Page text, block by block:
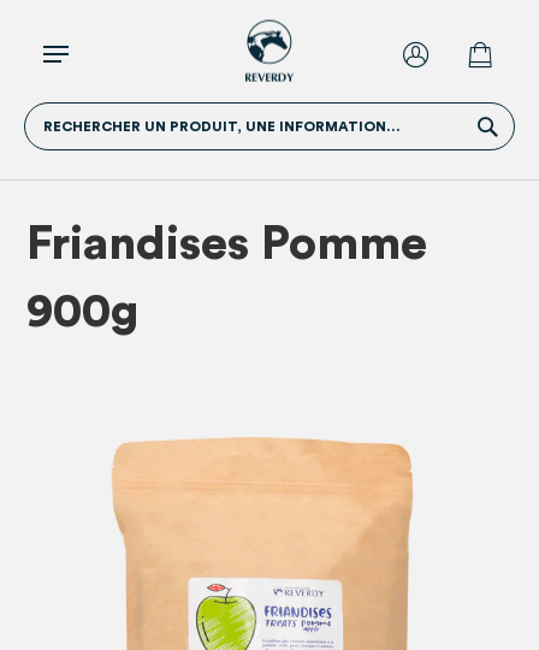
RECHERCHER UN PRODUIT, UNE INFORMATION...
Friandises Pomme
900g